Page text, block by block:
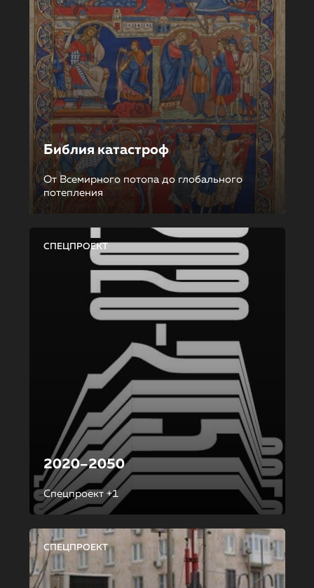
Библия катастроф
От Всемирного потопа до глобального
потепления
СПЕЦПРОЕКТ
2020–2050
Спецпроект +1
СПЕЦПРОЕКТ